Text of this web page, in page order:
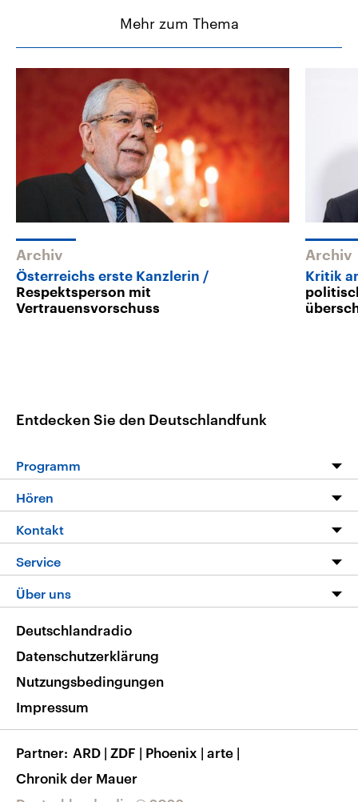
Mehr zum Thema
Archiv
Österreichs erste Kanzlerin
Respektsperson mit
Vertrauensvorschuss
Archiv
Kritik
Entdecken Sie den Deutschlandfunk
Programm
Programm
Die Nachrichten
Nachrichtenleicht
Neue Beiträge auf dlf.de
Hören
Livestream
Podcasts
Deutschlandfunk App
Nachrichten App
Frequenzen
Kontakt
Hörerservice
Service
FAQ
Veranstaltungen
Musikliste
RSS
Über uns
Barrierefreiheit
Deutschlandradio
Datenschutzerklärung
Nutzungsbedingungen
Impressum
Partner ARD | ZDF | Phoenix | arte |
Chronik der Mauer